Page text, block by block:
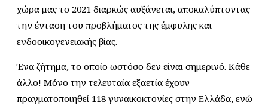
χώρα μας το 2021 διαρκώς αυξάνεται, αποκαλύπτοντας
την ένταση του προβλήματος της έμφυλης και
ενδοοικογενειακής βίας.
Ένα ζήτημα, το οποίο ωστόσο δεν είναι σημερινό. Κάθε
άλλο! Μόνο την τελευταία εξαετία έχουν
πραγματοποιηθεί 118 γυναικοκτονίες στην Ελλάδα, ενώ